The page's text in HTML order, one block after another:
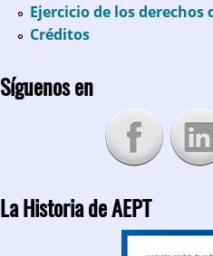
Ejercicio de los
Créditos
Síguenos en
La Historia de AEPT